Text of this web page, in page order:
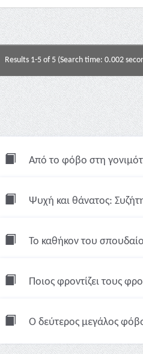
Results 1-5 of 5 (Search time: 0.002
Από το φόβο στη
Ψυχή και θάνατος:
Το καθήκον του
Ποιος φροντίζει τους
Ο δεύτερος μεγάλος